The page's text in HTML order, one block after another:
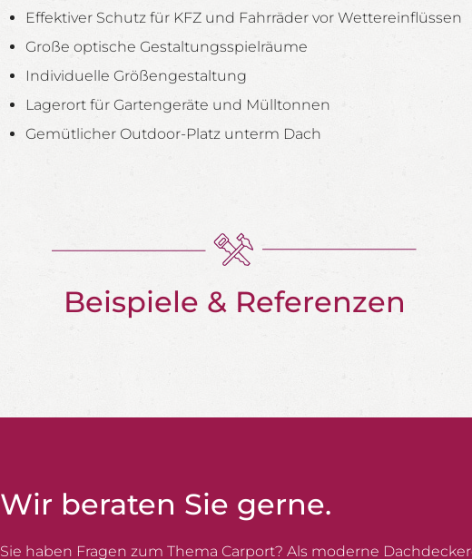
Effektiver Schutz für KFZ und Fahrräder vor Wettereinflüssen
Große optische Gestaltungsspielräume
Individuelle Größengestaltung
Lagerort für Gartengeräte und Mülltonnen
Gemütlicher Outdoor-Platz unterm Dach
Beispiele & Referenzen
Wir beraten Sie gerne.
Sie haben Fragen zum Thema Carport? Als moderne